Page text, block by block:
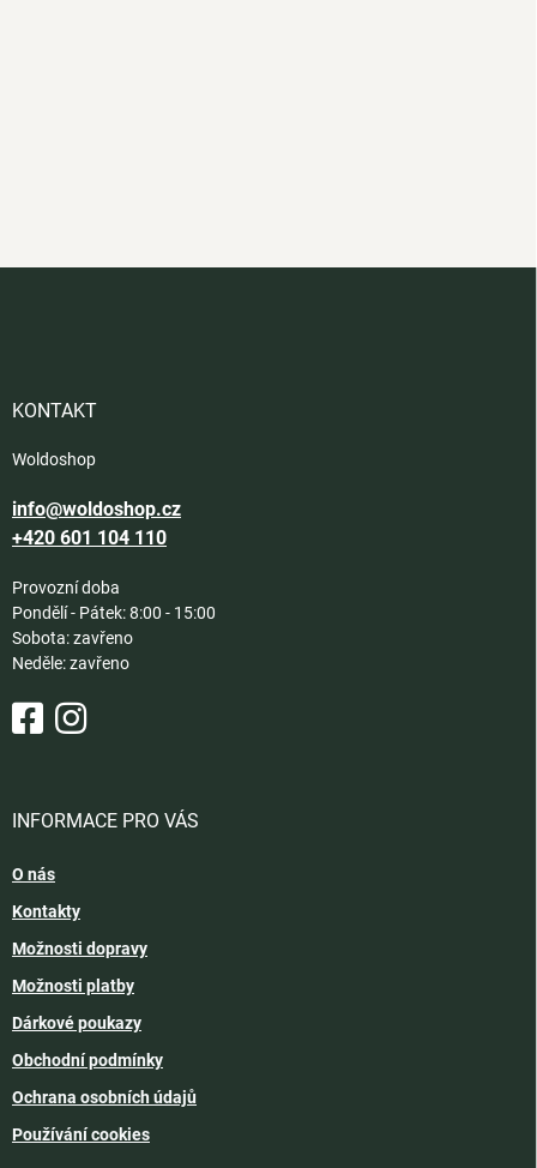
KONTAKT
Woldoshop
info@woldoshop.cz
+420 601 104 110
Provozní doba
Pondělí - Pátek: 8:00 - 15:00
Sobota: zavřeno
Neděle: zavřeno
INFORMACE PRO VÁS
O nás
Kontakty
Možnosti dopravy
Možnosti platby
Dárkové poukazy
Obchodní podmínky
Ochrana osobních údajů
Používání cookies